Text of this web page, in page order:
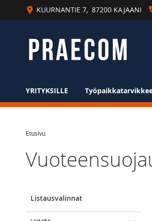
Skip
to
KUURNANTIE 7, 87200 KAJAANI
YRITYKSILLE
Etusivu
Listausvalinnat